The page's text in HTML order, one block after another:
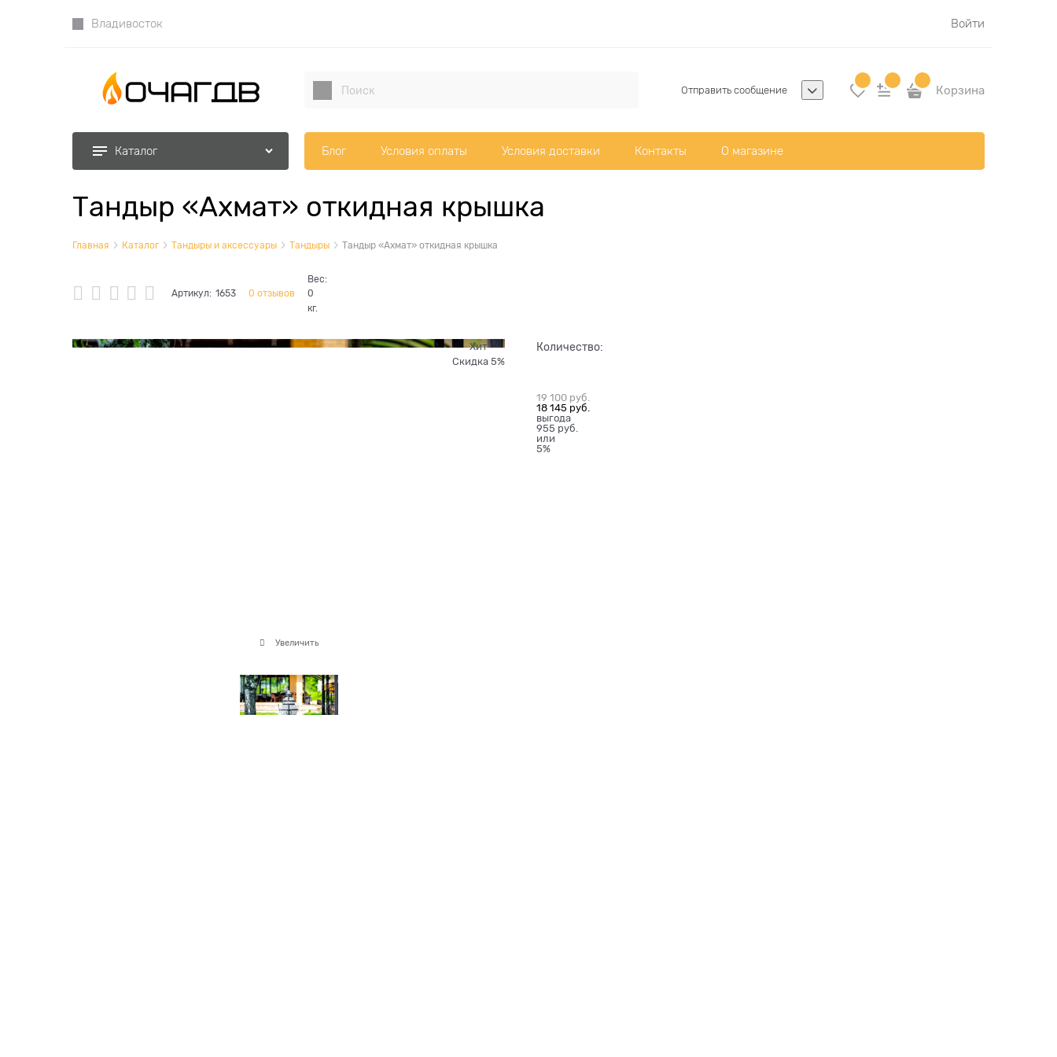
Владивосток Войти
Отправить сообщение Корзина
Каталог Блог Условия оплаты Условия доставки Контакты О магазине
Тандыр «Ахмат» откидная крышка
Главная Каталог Тандыры и аксессуары Тандыры Тандыр «Ахмат» откидная крышка
Артикул: 1653 0 отзывов
Вес:
0
кг.
Хит
Скидка 5%
Увеличить
Количество:
19 100 руб.
18 145 руб.
выгода
955 руб.
или
5%